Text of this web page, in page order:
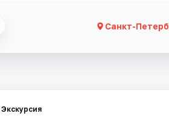
Санкт-
Экскурсия